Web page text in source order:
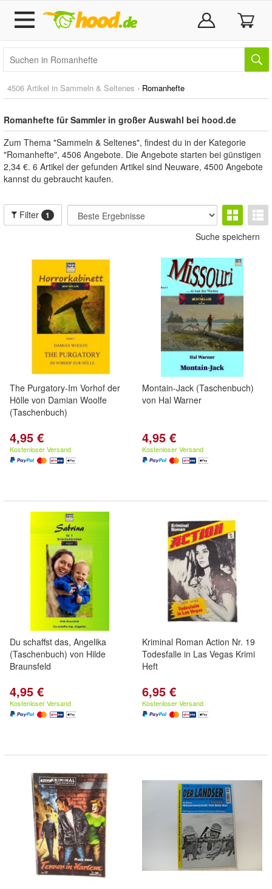
4506 Artikel in Sammeln & Seltenes › Romanhefte
Romanhefte für Sammler in großer Auswahl bei hood.de
Zum Thema "Sammeln & Seltenes", findest du in der Kategorie
"Romanhefte", 4506 Angebote. Die Angebote starten bei günstigen
2,34 €. 6 Artikel der gefunden Artikel sind Neuware, 4500 Angebote
kannst du gebraucht kaufen.
Filter 1
Suche speichern
The Purgatory-Im Vorhof der
Hölle von Damian Woolfe
(Taschenbuch)
4,95 €
Kostenloser Versand
Montain-Jack (Taschenbuch)
von Hal Warner
4,95 €
Kostenloser Versand
Du schaffst das, Angelika
(Taschenbuch) von Hilde
Braunsfeld
4,95 €
Kostenloser Versand
Kriminal Roman Action Nr. 19
Todesfalle in Las Vegas Krimi
Heft
6,95 €
Kostenloser Versand